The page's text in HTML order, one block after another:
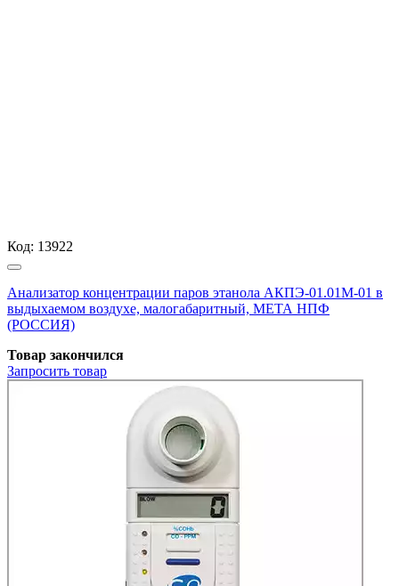
Код: 13922
Анализатор концентрации паров этанола АКПЭ-01.01М-01 в
выдыхаемом воздухе, малогабаритный, МЕТА НПФ
(РОССИЯ)
Товар закончился
Запросить товар